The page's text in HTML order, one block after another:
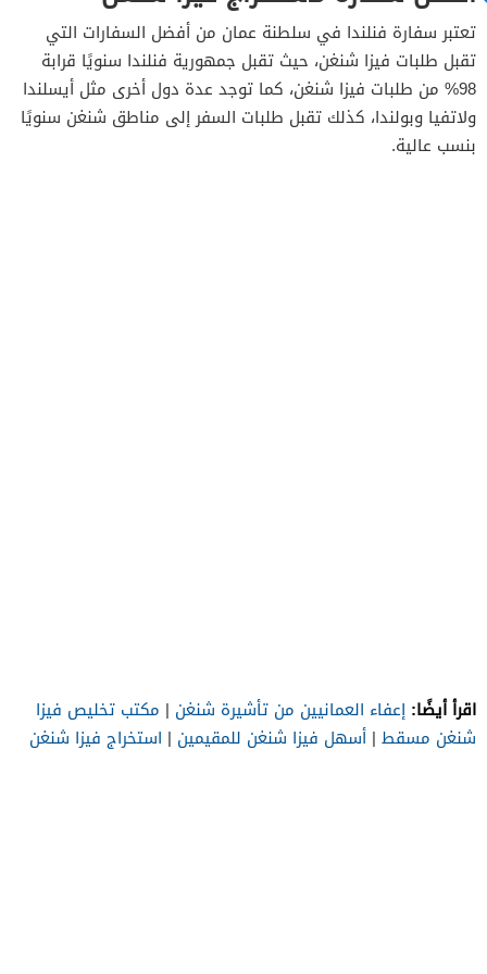
تعتبر سفارة فنلندا في سلطنة عمان من أفضل السفارات التي
تقبل طلبات فيزا شنغن، حيث تقبل جمهورية فنلندا سنويًا قرابة
98% من طلبات فيزا شنغن، كما توجد عدة دول أخرى مثل أيسلندا
ولاتفيا وبولندا، كذلك تقبل طلبات السفر إلى مناطق شنغن سنويًا
بنسب عالية.
اقرأ أيضًا: إعفاء العمانيين من تأشيرة شنغن | مكتب تخليص فيزا
شنغن مسقط | أسهل فيزا شنغن للمقيمين | استخراج فيزا شنغن